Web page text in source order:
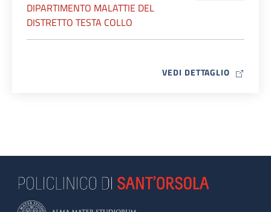
DIPARTIMENTO MALATTIE DEL
DISTRETTO TESTA COLLO
VEDI DETTAGLIO MAP ICON